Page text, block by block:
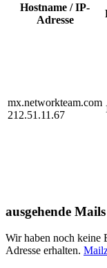
Hostname / IP-
Adresse
mx.networkteam.com
212.51.11.67
ausgehende Mails
Wir haben noch keine
Adresse erhalten.